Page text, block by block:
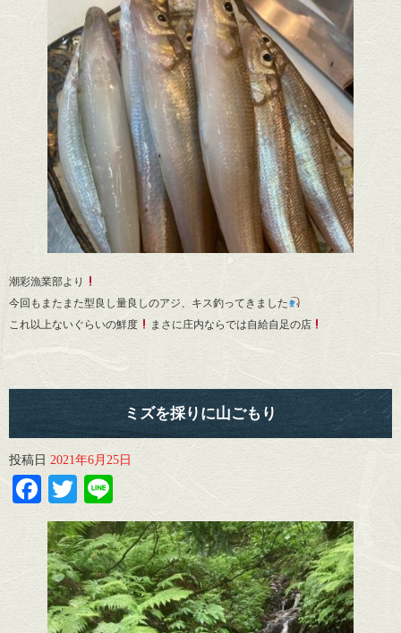
潮彩漁業部より
今回もまたまた型良し量良しのアジ、キス釣ってきました
これ以上ないぐらいの鮮度
まさに庄内ならでは自給自足の店
ミズを採りに山ごもり
投稿日 2021年6月25日
Facebook
Twitter